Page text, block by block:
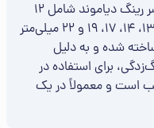
ست ۱۲ عددی آچار یک سر تخت یک سر رینگ دیاموند شامل ۱۲
آچار با سایزهای ۶، ۷، ۸، ۹، ۱۰، ۱۱، ۱۲، ۱۳، ۱۴، ۱۷، ۱۹ و ۲۲ میلی‌متر
شده و به دلیل
برای استفاده در
است و معمولاً در یک